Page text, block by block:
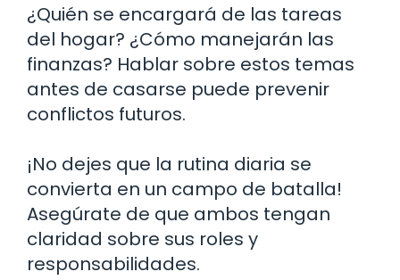
¿Quién se encargará de las tareas
del hogar? ¿Cómo manejarán las
finanzas? Hablar sobre estos temas
antes de casarse puede prevenir
conflictos futuros.
¡No dejes que la rutina diaria se
convierta en un campo de batalla!
Asegúrate de que ambos tengan
claridad sobre sus roles y
responsabilidades.